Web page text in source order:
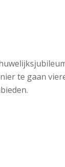
te gaan